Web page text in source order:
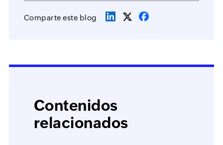
Comparte este blog
Contenidos
relacionados